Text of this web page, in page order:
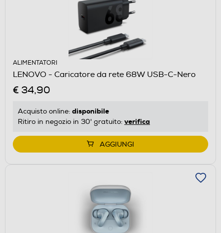
ALIMENTATORI
LENOVO - Caricatore da rete 68W USB-C-Nero
€ 34,90
Acquisto online: disponibile
Ritiro in negozio in 30' gratuito: verifica
AGGIUNGI